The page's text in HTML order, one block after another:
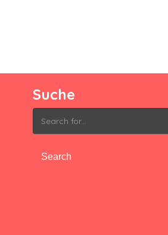
Suche
Search
for: